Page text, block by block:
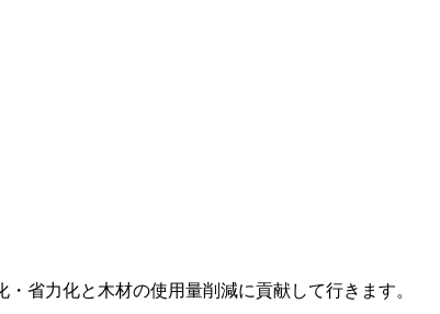
省力化と木材の使用量削減に貢献して行きます。